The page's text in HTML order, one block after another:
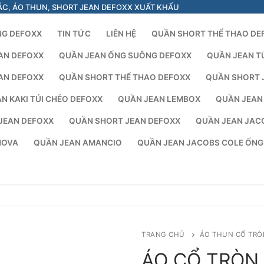
ÁO THUN, SHORT JEAN DEFOXX XUẤT KHẨU
DEFOXX TIN TỨC LIÊN HỆ QUẦN SHORT THỂ THAO
DEFOXX QUẦN JEAN ỐNG SUÔNG DEFOXX QUẦN JEAN
DEFOXX QUẦN SHORT THỂ THAO DEFOXX QUẦN SHORT
KAKI TÚI CHÉO DEFOXX QUẦN JEAN LEMBOX QUẦN
DEFOXX QUẦN SHORT JEAN DEFOXX QUẦN JEAN
QUẦN JEAN AMANCIO QUẦN JEAN JACOBS COLE
TRANG CHỦ ÁO THUN CỔ